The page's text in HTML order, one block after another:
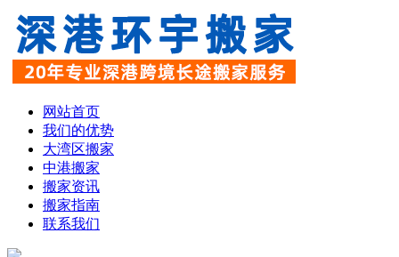
网站首页
我们的优势
大湾区搬家
中港搬家
搬家资讯
搬家指南
联系我们